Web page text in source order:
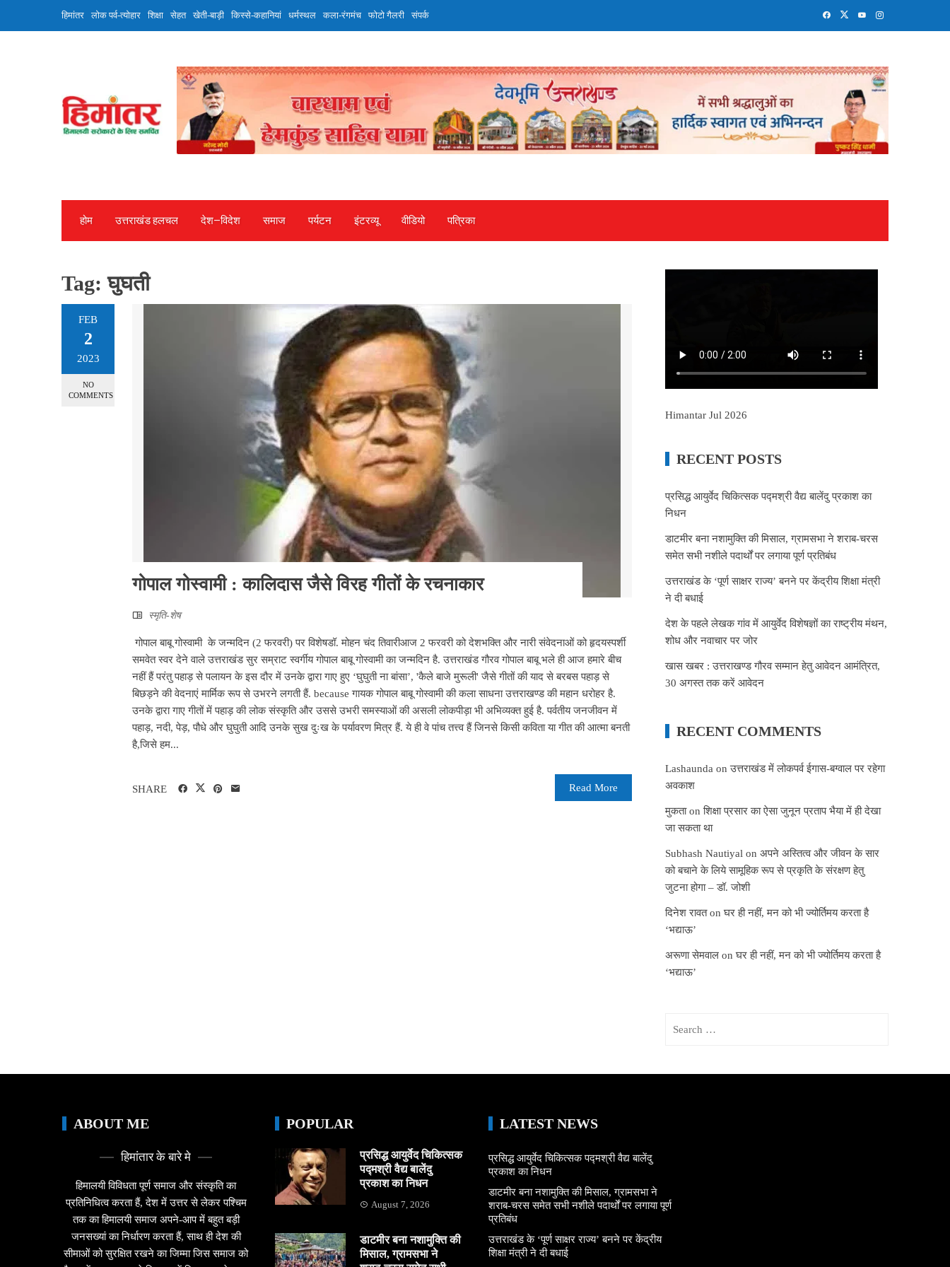
हिमांतर लोक पर्व-त्योहार शिक्षा सेहत खेती-बाड़ी किस्से-कहानियां धर्मस्थल कला-रंगमंच फोटो गैलरी संपर्क
होम उत्तराखंड हलचल देश—विदेश समाज पर्यटन इंटरव्‍यू वीडियो पत्रिका
Tag:घुघती
FEB
2
2023
NO
COMMENTS
गोपाल गोस्वामी : कालिदास जैसे विरह गीतों के रचनाकार
स्मृति-शेष
गोपाल बाबू गोस्वामी के जन्मदिन (2 फरवरी) पर विशेषडॉ. मोहन चंद तिवारीआज 2 फरवरी को देशभक्ति और नारी संवेदनाओं को हृदयस्पर्शी
समवेत स्वर देने वाले उत्तराखंड सुर सम्राट स्वर्गीय गोपाल बाबू गोस्वामी का जन्मदिन है. उत्तराखंड गौरव गोपाल बाबू भले ही आज हमारे बीच
नहीं हैं परंतु पहाड़ से पलायन के इस दौर में उनके द्वारा गाए हुए ‘घुघुती ना बांसा’, 'कैले बाजे मुरूली' जैसे गीतों की याद से बरबस पहाड़ से
बिछड़ने की वेदनाएं मार्मिक रूप से उभरने लगती हैं. because गायक गोपाल बाबू गोस्वामी की कला साधना उत्तराखण्ड की महान धरोहर है.
उनके द्वारा गाए गीतों में पहाड़ की लोक संस्कृति और उससे उभरी समस्याओं की असली लोकपीड़ा भी अभिव्यक्त हुई है. पर्वतीय जनजीवन में
पहाड़, नदी, पेड़, पौधे और घुघुती आदि उनके सुख दुःख के पर्यावरण मित्र हैं. ये ही वे पांच तत्त्व हैं जिनसे किसी कविता या गीत की आत्मा बनती
है,जिसे हम...
Read More
SHARE
Himantar Jul 2026
RECENT POSTS
प्रसिद्ध आयुर्वेद चिकित्सक पद्मश्री वैद्य बालेंदु प्रकाश का
निधन
डाटमीर बना नशामुक्ति की मिसाल, ग्रामसभा ने शराब-चरस
समेत सभी नशीले पदार्थों पर लगाया पूर्ण प्रतिबंध
उत्तराखंड के ‘पूर्ण साक्षर राज्य’ बनने पर केंद्रीय शिक्षा मंत्री
ने दी बधाई
देश के पहले लेखक गांव में आयुर्वेद विशेषज्ञों का राष्ट्रीय मंथन,
शोध और नवाचार पर जोर
खास खबर : उत्तराखण्ड गौरव सम्मान हेतु आवेदन आमंत्रित,
30 अगस्त तक करें आवेदन
RECENT COMMENTS
Lashaunda onउत्तराखंड में लोकपर्व ईगास-बग्वाल पर रहेगा
अवकाश
मुकताonशिक्षा प्रसार का ऐसा जुनून प्रताप भैया में ही देखा
जा सकता था
Subhash Nautiyal onअपने अस्तित्व और जीवन के सार
को बचाने के लिये सामूहिक रूप से प्रकृति के संरक्षण हेतु
जुटना होगा – डॉ. जोशी
दिनेश रावतonघर ही नहीं, मन को भी ज्योर्तिमय करता है
‘भद्याऊ’
अरूणा सेमवाल onघर ही नहीं, मन को भी ज्योर्तिमय करता है
‘भद्याऊ’
ABOUT ME
हिमांतार के बारे मे
हिमालयी विविधता पूर्ण समाज और संस्कृति का
प्रतिनिधित्व करता हैं, देश में उत्तर से लेकर पश्चिम
तक का हिमालयी समाज अपने-आप में बहुत बड़ी
जनसख्यां का निर्धारण करता हैं, साथ ही देश की
सीमाओं को सुरक्षित रखने का जिम्मा जिस समाज को
POPULAR
प्रसिद्ध आयुर्वेद चिकित्सक
पद्मश्री वैद्य बालेंदु
प्रकाश का निधन
August 7, 2026
डाटमीर बना नशामुक्ति की
मिसाल, ग्रामसभा ने
LATEST NEWS
प्रसिद्ध आयुर्वेद चिकित्सक पद्मश्री वैद्य बालेंदु
प्रकाश का निधन
डाटमीर बना नशामुक्ति की मिसाल, ग्रामसभा ने
शराब-चरस समेत सभी नशीले पदार्थों पर लगाया पूर्ण
प्रतिबंध
उत्तराखंड के ‘पूर्ण साक्षर राज्य’ बनने पर केंद्रीय
शिक्षा मंत्री ने दी बधाई